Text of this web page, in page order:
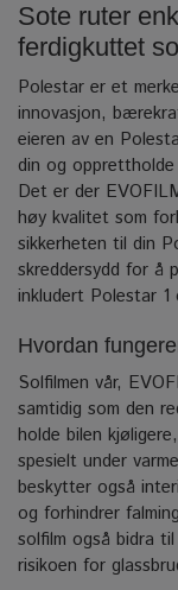
Sote ruter
ferdigkuttet
Polestar er et
innovasjon,
eieren av en
din og
Det er der
høy kvalitet som
sikkerheten til din
skreddersydd for å
inkludert Polestar 1
Hvordan
Solfilmen vår,
samtidig som den
holde bilen
spesielt under
beskytter også
og forhindrer
solfilm også bidra
risikoen for